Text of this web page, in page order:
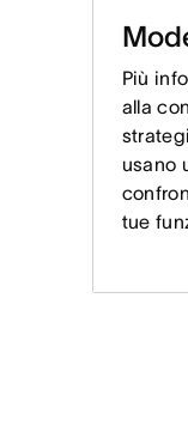
Più
alla
usano
tue